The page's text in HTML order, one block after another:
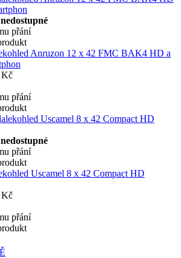
přání
Anruzon 12 x 42 FMC BAK4 HD a
Kč
přání
přání
Uscamel 8 x 42 Compact HD
Kč
přání